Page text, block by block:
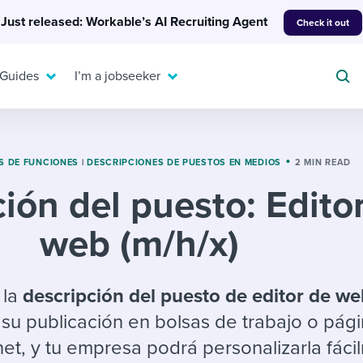
Just released: Workable’s AI Recruiting Agent Check it out
candidates
hiring pipelines
Or browse by
A flexible workplace
means new ways of
working. Pick up tips
question templates
checklists
& reports
EXPERT INSIGHTS
Get insights, guidance,
the know.
I’m a jobseeker
resources
For your job search:
INTERVIEWS & ANSWERS
Typical interview
answers for each.
DE FUNCIONES | DESCRIPCIONES DE PUESTOS EN MEDIOS 2 MIN READ
del puesto:
web (m/h/x)
ladescripción del puesto de editor de
publicación en bolsas de trabajo o
y tu empresa podrá personalizarla